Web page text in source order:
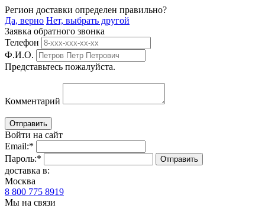
Регион доставки определен правильно?
Да, верно Нет, выбрать другой
Заявка обратного звонка
Телефон
Ф.И.О.
Представьтесь пожалуйста.
Комментарий
Войти на сайт
Email:*
Пароль:*
доставка в:
Москва
8 800 775 8919
Мы на связи